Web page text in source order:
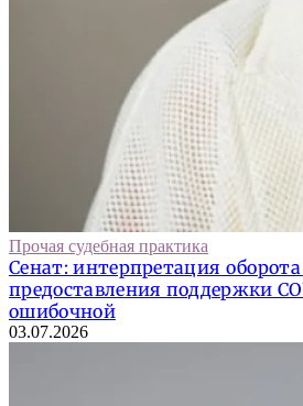
Прочая судебная практика
Сенат: интерпретация
предоставления поддержки
ошибочной
03.07.2026